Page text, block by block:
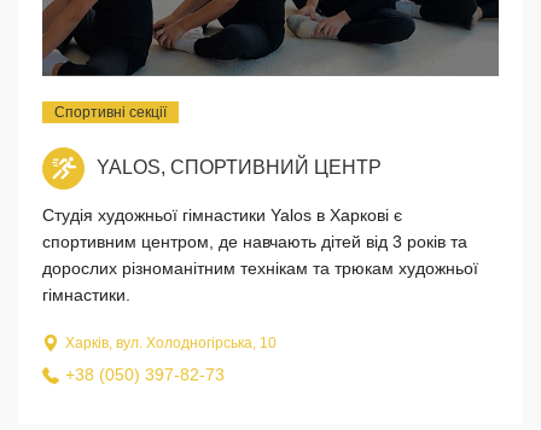
Спортивні секції
YALOS, СПОРТИВНИЙ ЦЕНТР
Студія художньої гімнастики Yalos в Харкові є
спортивним центром, де навчають дітей від 3 років та
дорослих різноманітним технікам та трюкам художньої
гімнастики.
Харків, вул. Холодногірська, 10
+38 (050) 397-82-73